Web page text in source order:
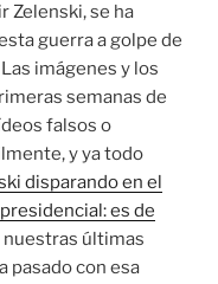
Zelenski, se ha
guerra a golpe de
imágenes y los
semanas de
falsos o
y ya todo
disparando en el
es de
nuestras últimas
pasado con esa